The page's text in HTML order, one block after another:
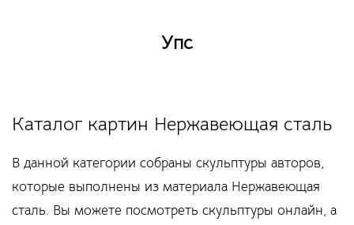
Упс
Каталог картин Нержавеющая сталь
В данной категории собраны скульптуры авторов,
которые выполнены из материала Нержавеющая
сталь. Вы можете посмотреть скульптуры онлайн, а